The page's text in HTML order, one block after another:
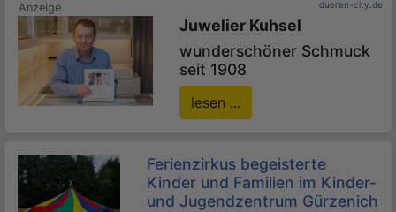
dueren-city.de
Juwelier Kuhsel
wunderschöner Schmuck
seit 1908
lesen ...
Ferienzirkus begeisterte
Kinder und Familien im Kinder-
und Jugendzentrum Gürzenich